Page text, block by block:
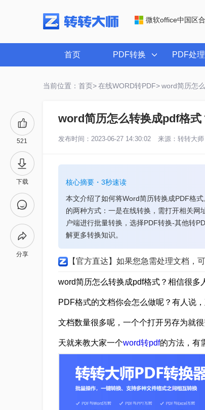
微软office中国区
首页 PDF转换 PDF处理
当前位置：首页> 在线WORD转PDF> word简历怎
521
下载
分享
word简历怎么转换成pdf格
发布时间：2023-06-27 14:30:02 来源： 转转大师
核心摘要・3秒速读
本文介绍了如何将Word简历转换成PDF格
的两种方式：一是在线转换，需打开相关
户端进行批量转换，选择PDF转换-其他转
解更多转换知识。
【官方直达】如果您急需处理文档，可
word简历怎么转换成pdf格式？相信很
PDF格式的文档你会怎么做呢？有人说
文档数量很多呢，一个个打开另存为就
天就来教大家一个word转pdf的方法，有